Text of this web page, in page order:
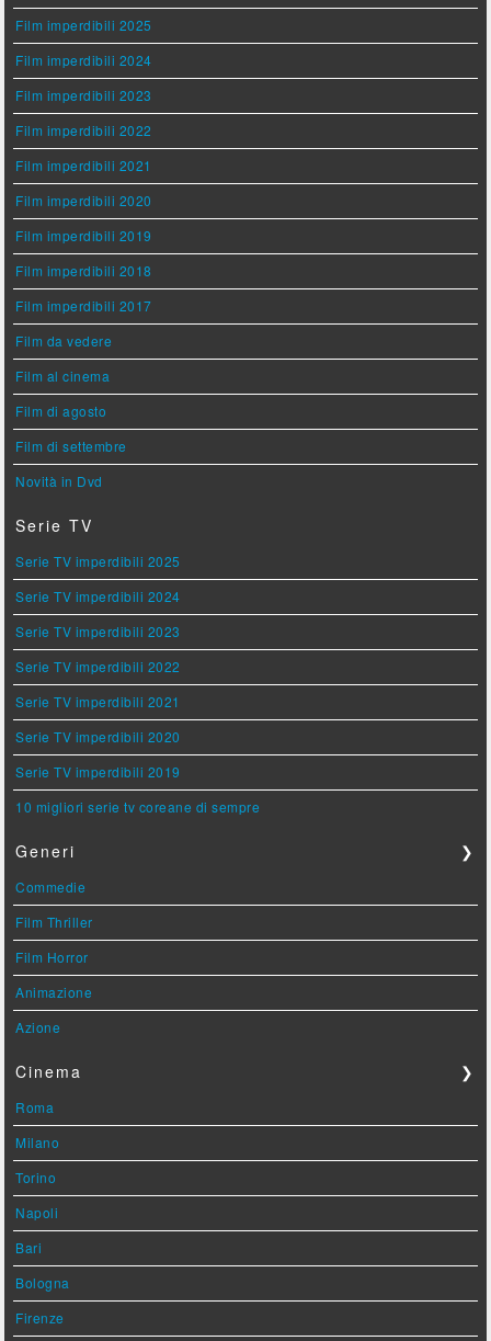
Film imperdibili 2025
Film imperdibili 2024
Film imperdibili 2023
Film imperdibili 2022
Film imperdibili 2021
Film imperdibili 2020
Film imperdibili 2019
Film imperdibili 2018
Film imperdibili 2017
Film da vedere
Film al cinema
Film di agosto
Film di settembre
Novità in Dvd
Serie TV
Serie TV imperdibili 2025
Serie TV imperdibili 2024
Serie TV imperdibili 2023
Serie TV imperdibili 2022
Serie TV imperdibili 2021
Serie TV imperdibili 2020
Serie TV imperdibili 2019
10 migliori serie tv coreane di sempre
Generi ❯
Commedie
Film Thriller
Film Horror
Animazione
Azione
Cinema ❯
Roma
Milano
Torino
Napoli
Bari
Bologna
Firenze